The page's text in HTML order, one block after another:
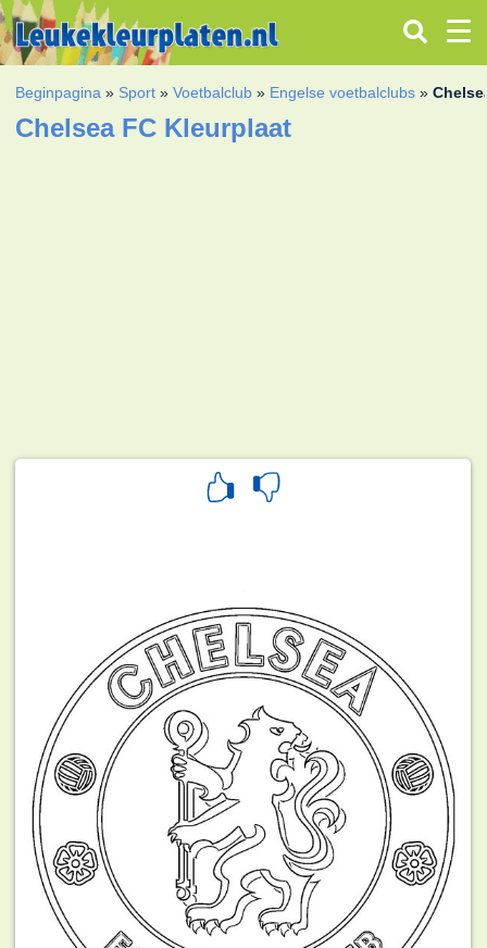
Beginpagina » Sport »Voetbalclub » Engelse voetbalclubs »
Chelsea FC Kleurplaat